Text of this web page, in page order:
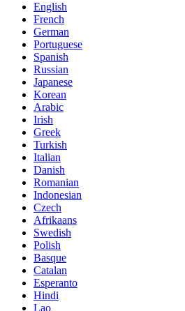
English
French
German
Portuguese
Spanish
Russian
Japanese
Korean
Arabic
Irish
Greek
Turkish
Italian
Danish
Romanian
Indonesian
Czech
Afrikaans
Swedish
Polish
Basque
Catalan
Esperanto
Hindi
Lao